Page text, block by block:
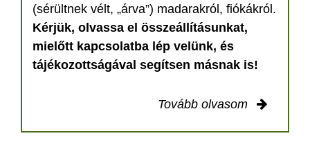
(sérültnek vélt, „árva”) madarakról, fiókákról.
Kérjük, olvassa el összeállításunkat,
mielőtt kapcsolatba lép velünk, és
tájékozottságával segítsen másnak is!
Tovább olvasom